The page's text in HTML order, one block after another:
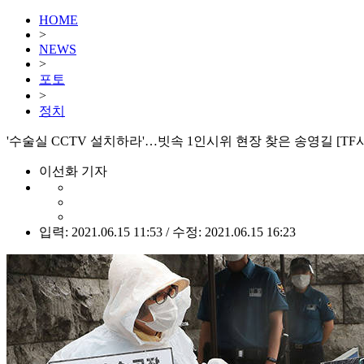
HOME
>
NEWS
>
포토
>
정치
'수술실 CCTV 설치하라'…빗속 1인시위 현장 찾은 송영길 [TF
이선화 기자
입력: 2021.06.15 11:53 / 수정: 2021.06.15 16:23